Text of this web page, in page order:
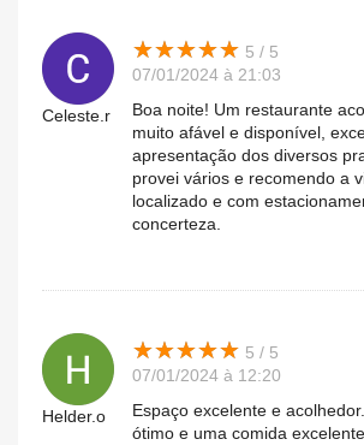
Celeste.r
★★★★★
★★★★★ 5 / 5
07/01/2024 à 21:03
Boa noite! Um restaurante
muito afável e disponível,
apresentação dos diversos
provei vários e recomendo a
localizado e com
concerteza.
Helder.o
★★★★★
★★★★★ 5 / 5
07/01/2024 à 12:20
Espaço excelente e
ótimo e uma comida